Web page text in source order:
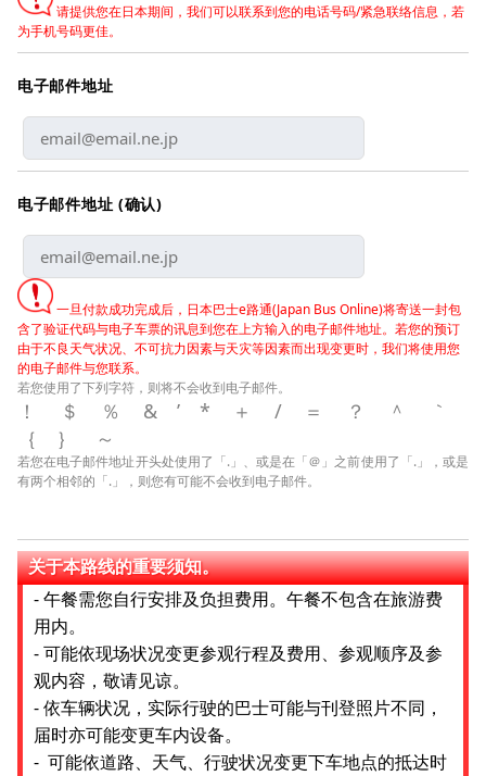
请提供您在日本期间，我们可以联系到您的电话号码/紧急联络信息，若
为手机号码更佳。
电子邮件地址
电子邮件地址 (确认)
一旦付款成功完成后，日本巴士e路通(Japan Bus Online)将寄送一封包
含了验证代码与电子车票的讯息到您在上方输入的电子邮件地址。若您的预订
由于不良天气状况、不可抗力因素与天灾等因素而出现变更时，我们将使用您
的电子邮件与您联系。
若您使用了下列字符，则将不会收到电子邮件。
！＄％&’*＋/＝？＾｀
｛｝～
若您在电子邮件地址开头处使用了「.」、或是在「＠」之前使用了「.」，或是
有两个相邻的「.」，则您有可能不会收到电子邮件。
关于本路线的重要须知。
- 午餐需您自行安排及负担费用。午餐不包含在旅游费
用内。
- 可能依现场状况变更参观行程及费用、参观顺序及参
观内容，敬请见谅。
- 依车辆状况，实际行驶的巴士可能与刊登照片不同，
届时亦可能变更车内设备。
- 可能依道路、天气、行驶状况变更下车地点的抵达时